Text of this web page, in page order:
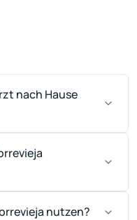
nach Hause
nutzen?